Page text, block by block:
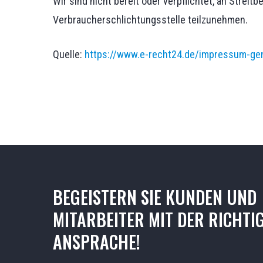
Verbraucherschlichtungsstelle teilzunehmen.
Quelle: https://www.e-recht24.de/impressum-
BEGEISTERN SIE KUNDEN UND
MITARBEITER MIT DER
ANSPRACHE!